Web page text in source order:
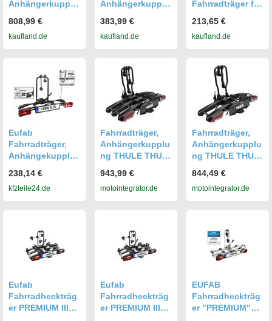
Anhängerkupplu
60kg Max
808,99 €
kaufland.de
Anhängerkupplu
Fahrradträger
Für 3 Fahrräder
383,99 €
kaufland.de
Fahrradträger für
Anhängerkupplu
ng 3 Fahrräder
213,65 €
kaufland.de
Eufab
Fahrradträger,
Anhängekupplu
[Crow Plus] Für
11582
238,14 €
kfzteile24.de
Fahrradträger,
Anhängerkupplu
ng THULE THU
943,99 €
motointegrator.de
Fahrradträger,
Anhängerkupplu
ng THULE THU
844,49 €
motointegrator.de
Eufab
Fahrradheckträg
er PREMIUM III
Eufab
Fahrradheckträg
er PREMIUM III
EUFAB
Fahrradheckträg
er "PREMIUM"